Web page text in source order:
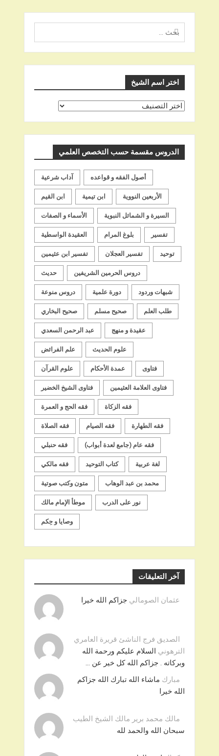
البحث
عن
اختر اسم الشيخ
اختر
الدروس مقسمة حسب التخصص العلمي
آداب شرعية أصول الفقه و قواعده
ابن القيم ابن تيمية الأربعين النووية
الأسماء و الصفات السيرة و الشمائل النبوية
العقيدة الواسطية بلوغ المرام تفسير
تفسير ابن عثيمين تفسير العجلان توحيد
حديث دروس الحرمين الشريفين
دروس منوعة دورة علمية شبهات وردود
صحيح البخاري صحيح مسلم طلب العلم
عبد الرحمن السعدي عقيدة و منهج
علم الفرائض علوم الحديث
علوم القرآن عمدة الأحكام فتاوى
فتاوى الشيخ الخضير فتاوى العلامة العثيمين
فقه الحج و العمرة فقه الزكاة
فقه الصلاة فقه الصيام فقه الطهارة
فقه حنبلي فقه عام (جامع لعدة أبواب)
فقه مالكي كتاب التوحيد لغة عربية
متون وكتب صوتية محمد بن عبد الوهاب
موطأ الإمام مالك نور على الدرب
وصايا و حِكم
آخر التعليقات
عثمان الصومالي جزاكم الله خيرا
الصديق فرج الناشئ قريرة العامري
الترهوني السلام عليكم ورحمة الله
وبركاته . جزاكم الله كل خير عن …
مبارك ماشاء الله تبارك الله جزاكم
الله خيرا
مالك محمد برير مالك الشيخ الطيب
سبحان الله والحمد لله